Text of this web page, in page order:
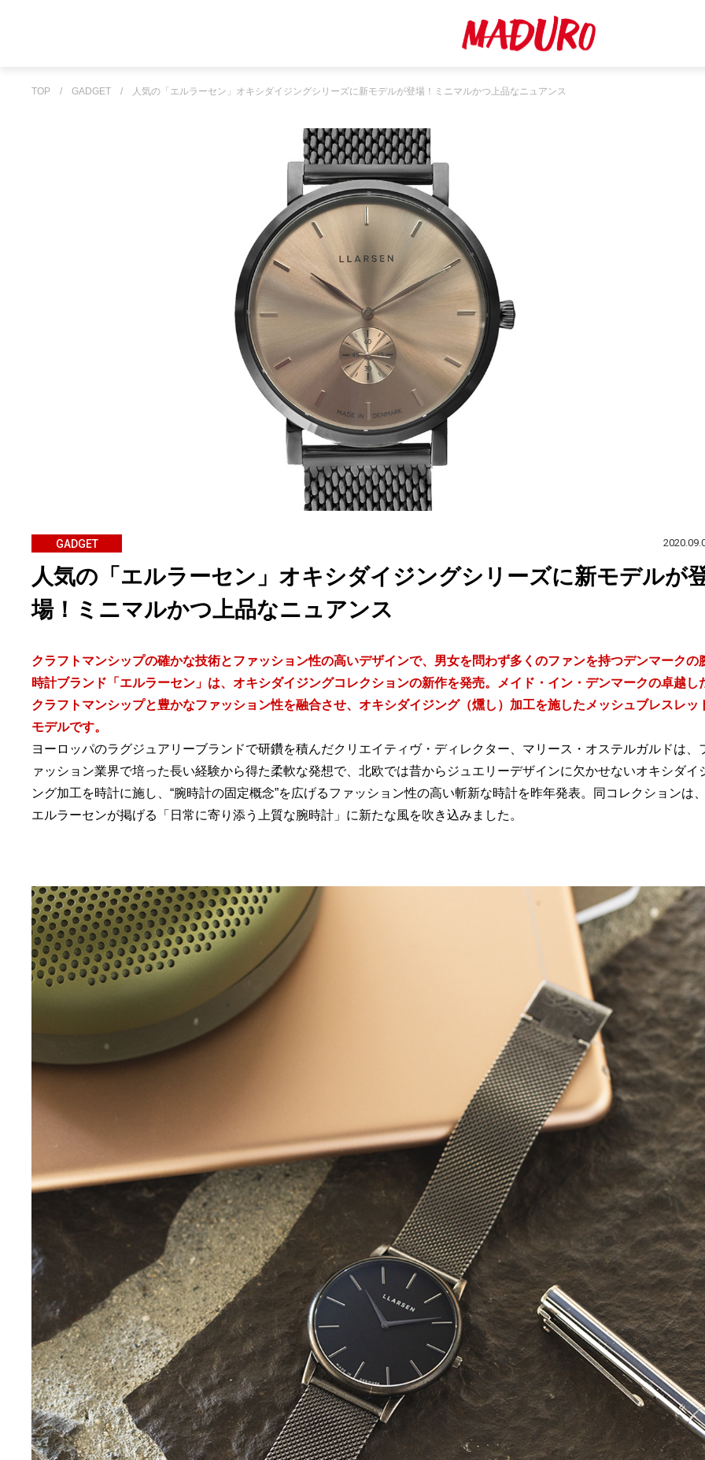
TOP / GADGET / 人気の「エルラーセン」オキシダイジングシリーズに新モデルが登場！ミニマルかつ上品なニュアンス
GADGET
人気の「エルラーセン」オキシダイジングシリーズに新モデルが
場！ミニマルかつ上品なニュアンス
クラフトマンシップの確かな技術とファッション性の高いデザインで、男女を問わず多くのファンを持つデンマークの
時計ブランド「エルラーセン」は、オキシダイジングコレクションの新作を発売。メイド・イン・デンマークの卓越し
クラフトマンシップと豊かなファッション性を融合させ、オキシダイジング（燻し）加工を施したメッシュブレスレッ
モデルです。
ヨーロッパのラグジュアリーブランドで研鑽を積んだクリエイティヴ・ディレクター、マリース・オステルガルドは、
ァッション業界で培った長い経験から得た柔軟な発想で、北欧では昔からジュエリーデザインに欠かせないオキシダイ
ング加工を時計に施し、“腕時計の固定概念”を広げるファッション性の高い斬新な時計を昨年発表。同コレクションは
エルラーセンが掲げる「日常に寄り添う上質な腕時計」に新たな風を吹き込みました。